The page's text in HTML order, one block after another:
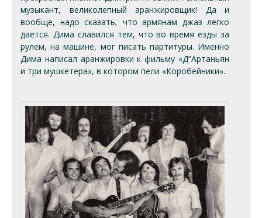
музыкант, великолепный аранжировщик! Да и
вообще, надо сказать, что армянам джаз легко
дается. Дима славился тем, что во время езды за
рулем, на машине, мог писать партитуры. Именно
Дима написал аранжировки к фильму «Д”Артаньян
и три мушкетера», в котором пели «Коробейники».